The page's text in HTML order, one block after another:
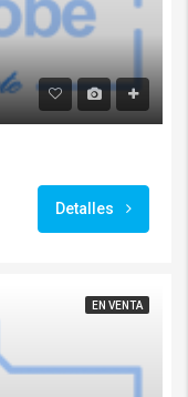
Detalles
EN VENTA